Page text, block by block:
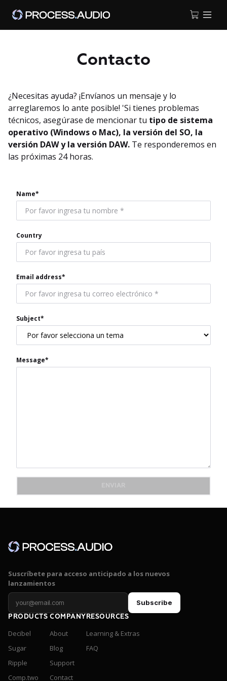
Contacto
¿Necesitas ayuda? ¡Envíanos un mensaje y lo
arreglaremos lo ante posible! 'Si tienes problemas
técnicos, asegúrase de mencionar tu tipo de sistema
operativo (Windows o Mac), la versión del SO, la
versión DAW y la versión DAW. Te responderemos en
las próximas 24 horas.
Name*
Country
Email address*
Subject*
Message*
Suscríbete para acceso anticipado a los nuevos
lanzamientos
Subscribe
PRODUCTS
Decibel
Sugar
Ripple
Comp.two
COMPANY
About
Blog
Support
Contact
RESOURCES
Learning & Extras
FAQ